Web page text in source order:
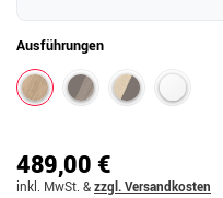
Ausführungen
489,00 €
inkl. MwSt. &zzgl. Versandkosten